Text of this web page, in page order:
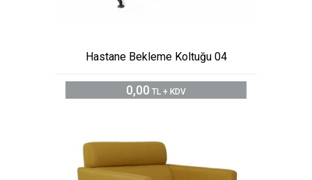
Hastane Bekleme Koltuğu 04
0,00 TL + KDV